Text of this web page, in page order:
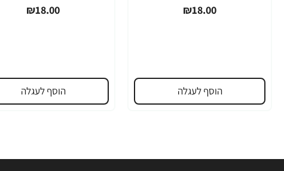
₪18.00
הוסף לעגלה
₪18.00
הוסף לעגלה